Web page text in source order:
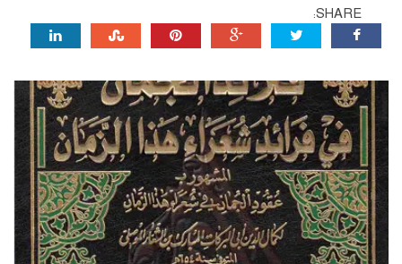
SHARE: